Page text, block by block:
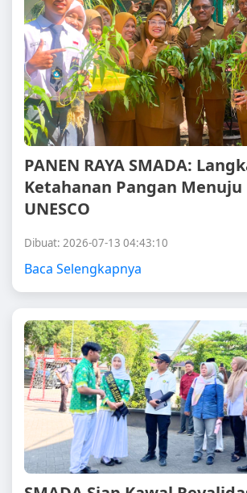
PANEN RAYA SMADA:
Ketahanan Pangan Menuju
UNESCO
Dibuat: 2026-07-13 04:43:10
Baca Selengkapnya